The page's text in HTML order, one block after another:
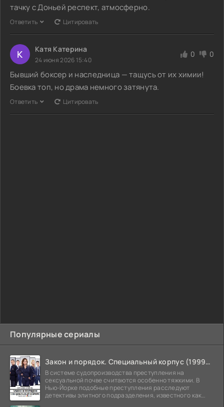
Популярные сериалы
Закон и порядок. Специальный корпус (1999-2026)
В системе судопроизводства преступления на
сексуальной почве считаются особенно тяжкими. В
Нью-Йорке подобные преступления расследуют
детективы элитного подразделения, известного как
тачку с Доньей респект, атмосферно.
Ответить Цитировать
К Катя Катерина
24 июня 2026 15:40
0 0
Бывший боксер и наследница — тащусь от их химии!
Боевка топ, но драма немного затянута.
Ответить Цитировать